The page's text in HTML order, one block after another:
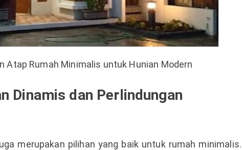
Atap Rumah Minimalis untuk Hunian Modern
Dinamis dan Perlindungan
merupakan pilihan yang baik untuk rumah minimalis.